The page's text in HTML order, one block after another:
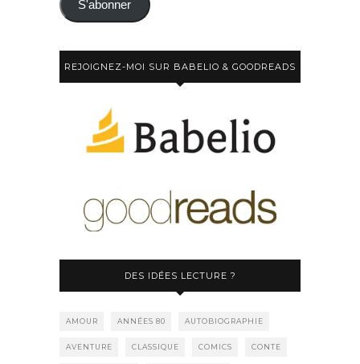
S'abonner
REJOIGNEZ-MOI SUR BABELIO & GOODREADS
DES IDÉES LECTURE ?
AMOUR ANNÉES 80 AUTOBIOGRAPHIE
AVENTURE CLASSIQUE COMICS CONTE